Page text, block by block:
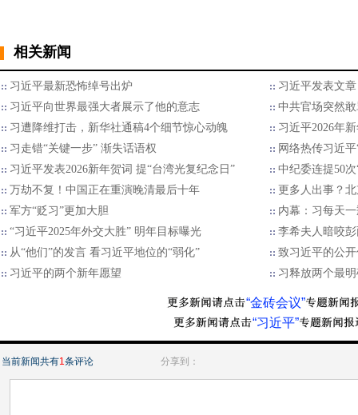
相关新闻
习近平最新恐怖绰号出炉
习近平发表文章
习近平向世界最强大者展示了他的意志
中共官场突然
习遭降维打击，新华社通稿4个细节惊心动魄
习近平2026年
习走错“关键一步” 渐失话语权
网络热传习近
习近平发表2026新年贺词 提“台湾光复纪念日”
中纪委连提50
万劫不复！中国正在重演晚清最后十年
更多人出事？
军方“贬习”更加大胆
内幕：习每天
“习近平2025年外交大胜” 明年目标曝光
李希夫人暗咬
从“他们”的发言 看习近平地位的“弱化”
致习近平的公
习近平的两个新年愿望
习释放两个最
“金砖会议”
“习近平”
当前新闻共有1条评论 分享到：